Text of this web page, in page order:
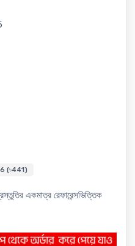
(৳441)
একমাত্র রেফারেন্সভিত্তিক